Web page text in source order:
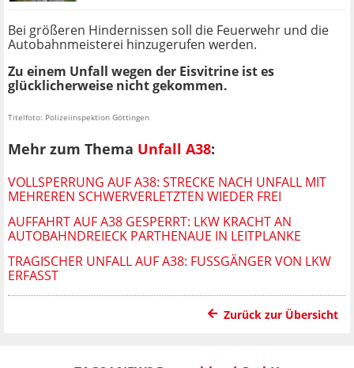
Bei größeren Hindernissen soll die Feuerwehr und die
Autobahnmeisterei hinzugerufen werden.
Zu einem Unfall wegen der Eisvitrine ist es
glücklicherweise nicht gekommen.
Titelfoto: Polizeiinspektion Göttingen
Mehr zum Thema Unfall A38:
VOLLSPERRUNG AUF A38: STRECKE NACH UNFALL MIT
MEHREREN SCHWERVERLETZTEN WIEDER FREI
AUFFAHRT AUF A38 GESPERRT: LKW KRACHT AN
AUTOBAHNDREIECK PARTHENAUE IN LEITPLANKE
TRAGISCHER UNFALL AUF A38: FUSSGÄNGER VON LKW E
RFASST
Zurück zur Übersicht